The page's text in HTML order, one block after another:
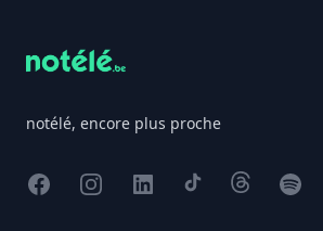
notélé, encore plus proche
FacebookInstagram
X TikTokThreadsSpotify